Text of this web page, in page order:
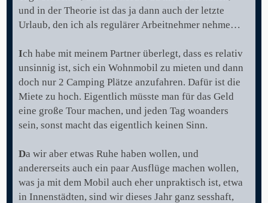
und in der Theorie ist das ja dann auch der letzte
Urlaub, den ich als regulärer Arbeitnehmer nehme…
Ich habe mit meinem Partner überlegt, dass es relativ
unsinnig ist, sich ein Wohnmobil zu mieten und dann
doch nur 2 Camping Plätze anzufahren. Dafür ist die
Miete zu hoch. Eigentlich müsste man für das Geld
eine große Tour machen, und jeden Tag woanders
sein, sonst macht das eigentlich keinen Sinn.
Da wir aber etwas Ruhe haben wollen, und
andererseits auch ein paar Ausflüge machen wollen,
was ja mit dem Mobil auch eher unpraktisch ist, etwa
in Innenstädten, sind wir dieses Jahr ganz sesshaft,